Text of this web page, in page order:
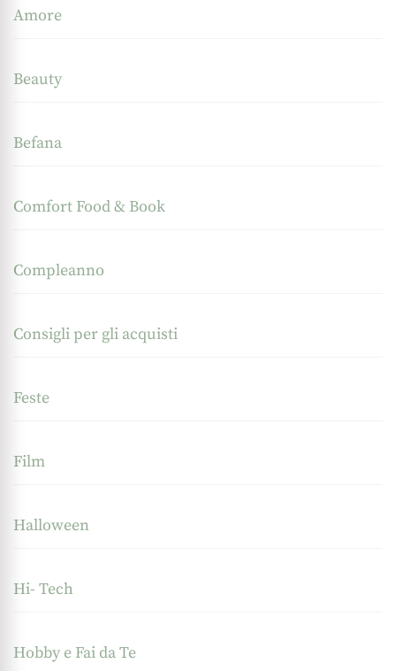
Amore
Beauty
Befana
Comfort Food & Book
Compleanno
Consigli per gli acquisti
Feste
Film
Halloween
Hi- Tech
Hobby e Fai da Te